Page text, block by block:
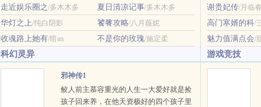
光悠远：“全靠苟。”狗？本文将于11月20
日入V，感谢读者朋友的支持~新文古言
《落崖三载后》，正在连载中~ …
走近娱乐圈之/多木木多 夏日清凉记事/多木木多
华灯之上/纯白阴影 饕餮攻略/八月薇妮
收魂路上她有/暗an 不是你的玫瑰/施定柔
谢贵妃传/月临春
高门寒婿的科/
魅力值满点会/
科幻灵异
邪神传1
鲛人前主慕容重光的人生一大爱好就是捡
孩子回来养，在他天资极好的四个孩子里
游戏竞技